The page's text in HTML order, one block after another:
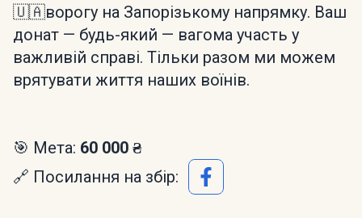
🇺🇦ворогу на Запорізькому напрямку. Ваш
донат — будь-який — вагома участь у
важливій справі. Тільки разом ми можем
врятувати життя наших воїнів.
🎯 Мета: 60 000 ₴
🔗 Посилання на збір: